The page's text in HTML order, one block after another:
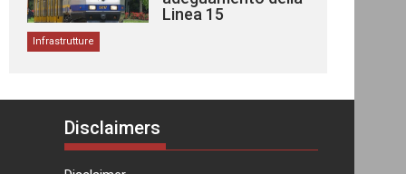
Linea 15
Infrastrutture
Disclaimers